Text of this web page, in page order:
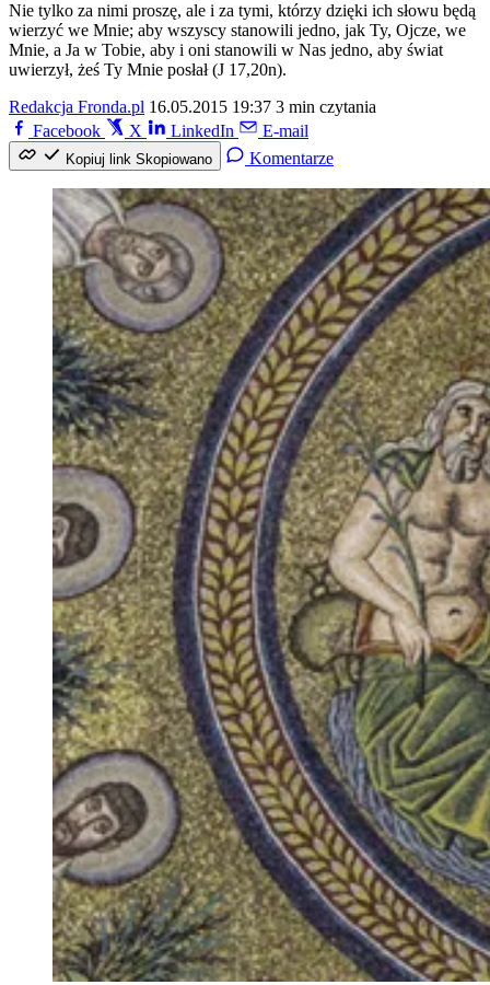
Nie tylko za nimi proszę, ale i za tymi, którzy dzięki ich słowu będą
wierzyć we Mnie; aby wszyscy stanowili jedno, jak Ty, Ojcze, we
Mnie, a Ja w Tobie, aby i oni stanowili w Nas jedno, aby świat
uwierzył, żeś Ty Mnie posłał (J 17,20n).
Redakcja Fronda.pl 16.05.2015 19:37 3 min czytania
Facebook
X LinkedIn E-mail
Kopiuj link Skopiowano Komentarze